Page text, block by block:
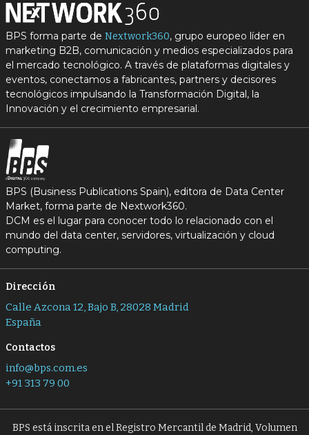
BPS forma parte de Nextwork360, grupo europeo líder en
marketing B2B, comunicación y medios especializados para
el mercado tecnológico. A través de plataformas digitales y
eventos, conectamos a fabricantes, partners y decisores
tecnológicos impulsando la Transformación Digital, la
Innovación y el crecimiento empresarial.
BPS (Business Publications Spain), editora de Data Center
Market, forma parte de Nextwork360.
DCM es el lugar para conocer todo lo relacionado con el
mundo del data center, servidores, virtualización y cloud
computing.
Dirección
Calle Azcona 12, Bajo B, 28028 Madrid
España
Contactos
info@bps.com.es
+91 313 79 00
BPS está inscrita en el Registro Mercantil de Madrid, Volumen